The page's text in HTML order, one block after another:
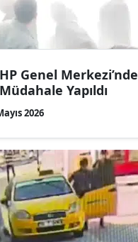
Genel Merkezi’nde
Yapıldı
2026